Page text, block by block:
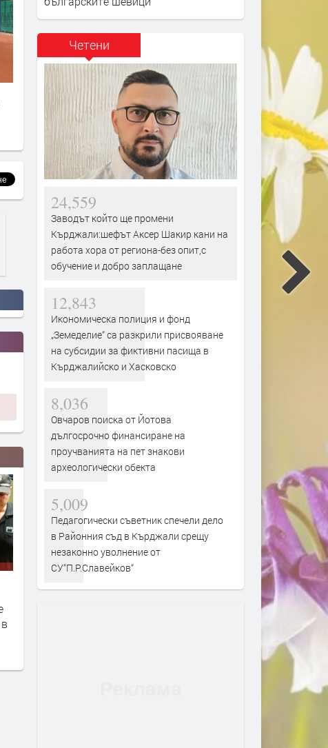
Лилия Димова: Очаквам през
новия сезон да постигна успехи
на международно и
републиканско ниво
Победи за водачите в
на международния тенис
турнир “Купа Хасково”
на слама, огънят засегна гора
Вярващи в Хасково
Преображение Господне с
освещаване на първото
Четени
24,559
Заводът който ще промени
Кърджали:шефът Аксер Шакир кани на
работа хора от региона-без опит,с
обучение и добро заплащане
12,843
Икономическа полиция и фонд
„Земеделие“ са разкрили присвояване
на субсидии за фиктивни пасища в
Кърджалийско и Хасковско
8,036
Овчаров поиска от Йотова
дългосрочно финансиране на
проучванията на пет знакови
археологически обекта
5,009
Педагогически съветник спечели дело
в Районния съд в Кърджали срещу
незаконно уволнение от
СУ“П.Р.Славейков“